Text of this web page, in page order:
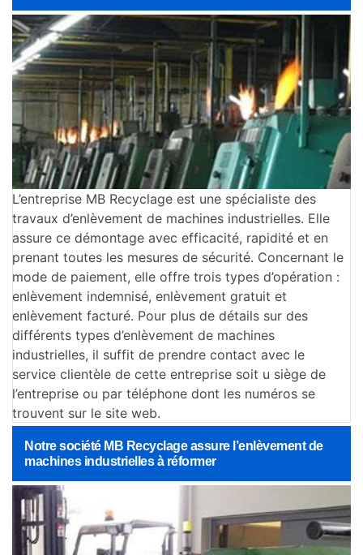
L’entreprise MB Recyclage est une spécialiste des
travaux d’enlèvement de machines industrielles. Elle
assure ce démontage avec efficacité, rapidité et en
prenant toutes les mesures de sécurité. Concernant le
mode de paiement, elle offre trois types d’opération :
enlèvement indemnisé, enlèvement gratuit et
enlèvement facturé. Pour plus de détails sur des
différents types d’enlèvement de machines
industrielles, il suffit de prendre contact avec le
service clientèle de cette entreprise soit u siège de
l’entreprise ou par téléphone dont les numéros se
trouvent sur le site web.
Notre société MB Recyclage assure l’enlèvement de
machines industrielles à réformer